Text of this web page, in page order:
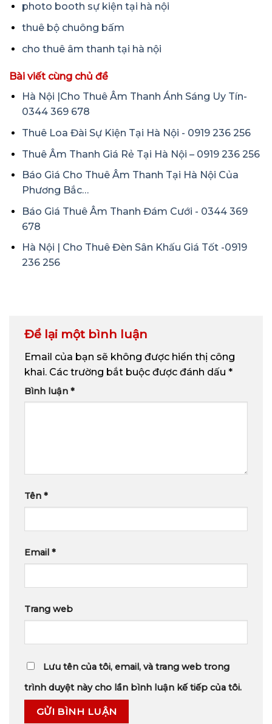
photo booth sự kiện tại hà nội
thuê bộ chuông bấm
cho thuê âm thanh tại hà nội
Bài viết cùng chủ đề
Hà Nội |Cho Thuê Âm Thanh Ánh Sáng Uy Tín-
0344 369 678
Thuê Loa Đài Sự Kiện Tại Hà Nội - 0919 236 256
Thuê Âm Thanh Giá Rẻ Tại Hà Nội – 0919 236 256
Báo Giá Cho Thuê Âm Thanh Tại Hà Nội Của
Phương Bắc…
Báo Giá Thuê Âm Thanh Đám Cưới - 0344 369
678
Hà Nội | Cho Thuê Đèn Sân Khấu Giá Tốt -0919
236 256
Để lại một bình luận
Email của bạn sẽ không được hiển thị công
khai. Các trường bắt buộc được đánh dấu *
Bình luận *
Tên *
Email *
Trang web
Lưu tên của tôi, email, và trang web trong
trình duyệt này cho lần bình luận kế tiếp của tôi.